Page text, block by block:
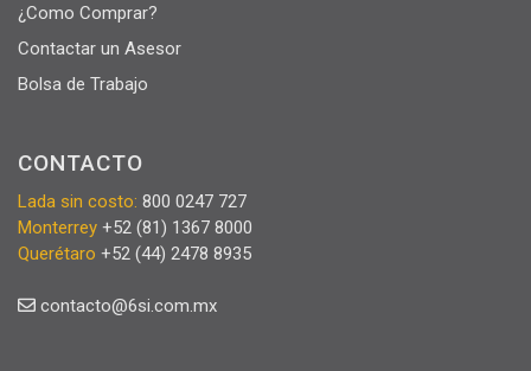
¿Como Comprar?
Contactar un Asesor
Bolsa de Trabajo
CONTACTO
Lada sin costo: 800 0247 727
Monterrey +52 (81) 1367 8000
Querétaro +52 (44) 2478 8935
contacto@6si.com.mx